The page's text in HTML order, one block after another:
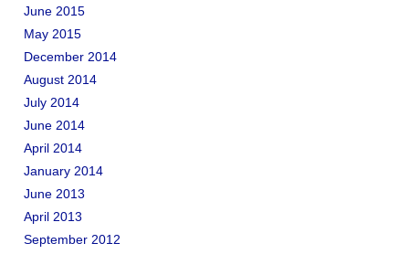
June 2015
May 2015
December 2014
August 2014
July 2014
June 2014
April 2014
January 2014
June 2013
April 2013
September 2012